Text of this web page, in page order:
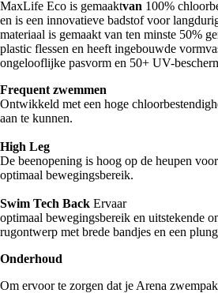
MaxLife Eco is gemaaktvan 100%
en is een innovatieve badstof voor
materiaal is gemaakt van ten minste 50%
plastic flessen en heeft ingebouwde
ongelooflijke pasvorm en 50+ UV-
Frequent zwemmen
Ontwikkeld met een hoge
aan te kunnen.
High Leg
De beenopening is hoog op de heupen
optimaal bewegingsbereik.
Swim Tech Back Ervaar
optimaal bewegingsbereik en uitstekende
rugontwerp met brede bandjes en een
Onderhoud
Om ervoor te zorgen dat je Arena